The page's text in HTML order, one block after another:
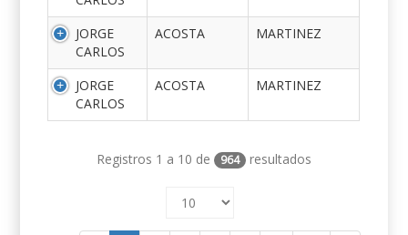
JORGE
CARLOS
ACOSTA MARTINEZ
JORGE
CARLOS
ACOSTA MARTINEZ
Registros 1 a 10 de 964 resultados